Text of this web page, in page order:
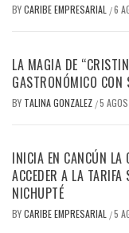
BYCARIBE EMPRESARIAL /6
LA MAGIA DE
GASTRONÓMICO CON
BY TALINA GONZALEZ /5
INICIA EN CANCÚN LA
ACCEDER A LA
NICHUPTÉ
BYCARIBE EMPRESARIAL /5